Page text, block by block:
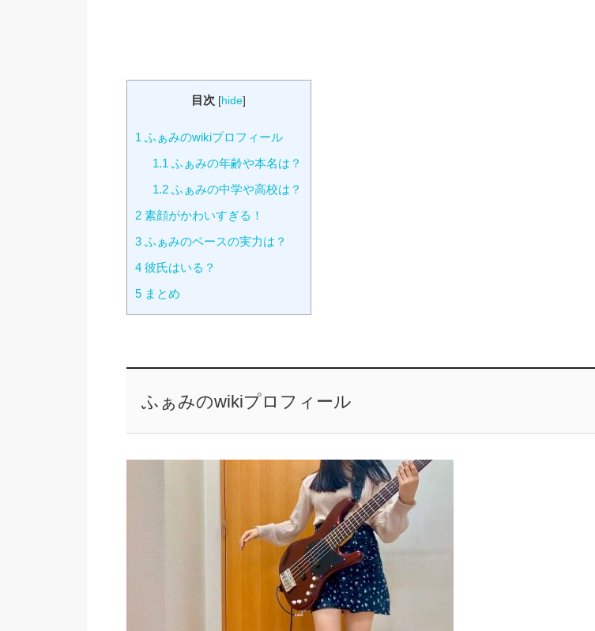
目次 [hide]
1 ふぁみのwikiプロフィール
1.1 ふぁみの年齢や本名は？
1.2 ふぁみの中学や高校は？
2素顔がかわいすぎる！
3ふぁみのベースの実力は？
4彼氏はいる？
5まとめ
ふぁみのwikiプロフィール